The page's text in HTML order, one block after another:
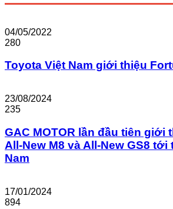
04/05/2022
280
Toyota Việt Nam giới thiệu
23/08/2024
235
GAC MOTOR lần đầu tiên giới
All-New M8 và All-New GS8
Nam
17/01/2024
894